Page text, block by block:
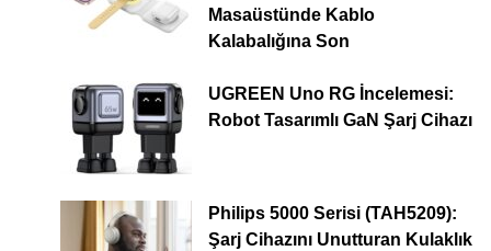
Masaüstünde Kablo
Kalabalığına Son
UGREEN Uno RG İncelemesi:
Robot Tasarımlı GaN Şarj Cihazı
Philips 5000 Serisi (TAH5209):
Şarj Cihazını Unutturan Kulaklık